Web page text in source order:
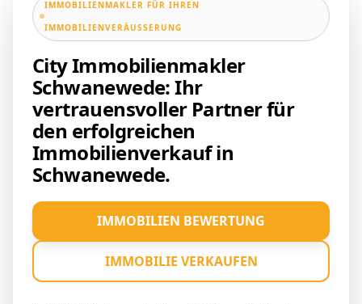
IMMOBILIENMAKLER FÜR IHREN
IMMOBILIENVERÄUSSERUNG
City Immobilienmakler
Schwanewede: Ihr
vertrauensvoller Partner für
den erfolgreichen
Immobilienverkauf in
Schwanewede.
IMMOBILIEN BEWERTUNG
IMMOBILIE VERKAUFEN